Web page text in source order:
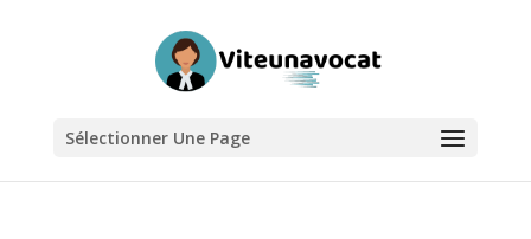
Sélectionner Une Page